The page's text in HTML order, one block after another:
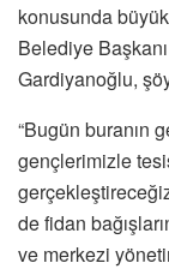
konusunda
Belediye
Gardiyanoğlu,
“Bugün buranın
gençlerimizle
de fidan
ve merkezi